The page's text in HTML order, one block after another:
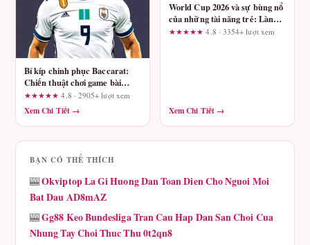
Bí kíp chinh phục Baccarat:
Chiến thuật chơi game bài
Baccarat cho người mới
★★★★★4.8 · 2905+ lượt xem
Xem Chi Tiết →
World Cup 2026 và sự bùng nổ
của những tài năng trẻ: Làn
gió mới cho bóng đá thế giới
★★★★★4.8 · 3354+ lượt xem
Xem Chi Tiết →
BẠN CÓ THỂ THÍCH
🎰Okviptop La Gi Huong Dan Toan Dien Cho Nguoi Moi
Bat Dau AD8mAZ
🎰Gg88 Keo Bundesliga Tran Cau Hap Dan San Choi Cua
Nhung Tay Choi Thuc Thu 0t2qn8